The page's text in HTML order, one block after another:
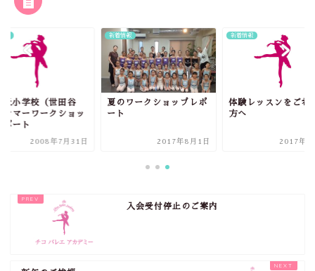
丘小学校（世田谷
サマーワークショッ
ポート
2008年7月31日
新着情報
夏のワークショップレポ
ート
2017年8月1日
新着情報
体験レッスンをご希
方へ
2017年4
入会受付停止のご案内